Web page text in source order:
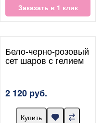
Заказать в 1 клик
Бело-черно-розовый
сет шаров с гелием
2 120 руб.
Купить